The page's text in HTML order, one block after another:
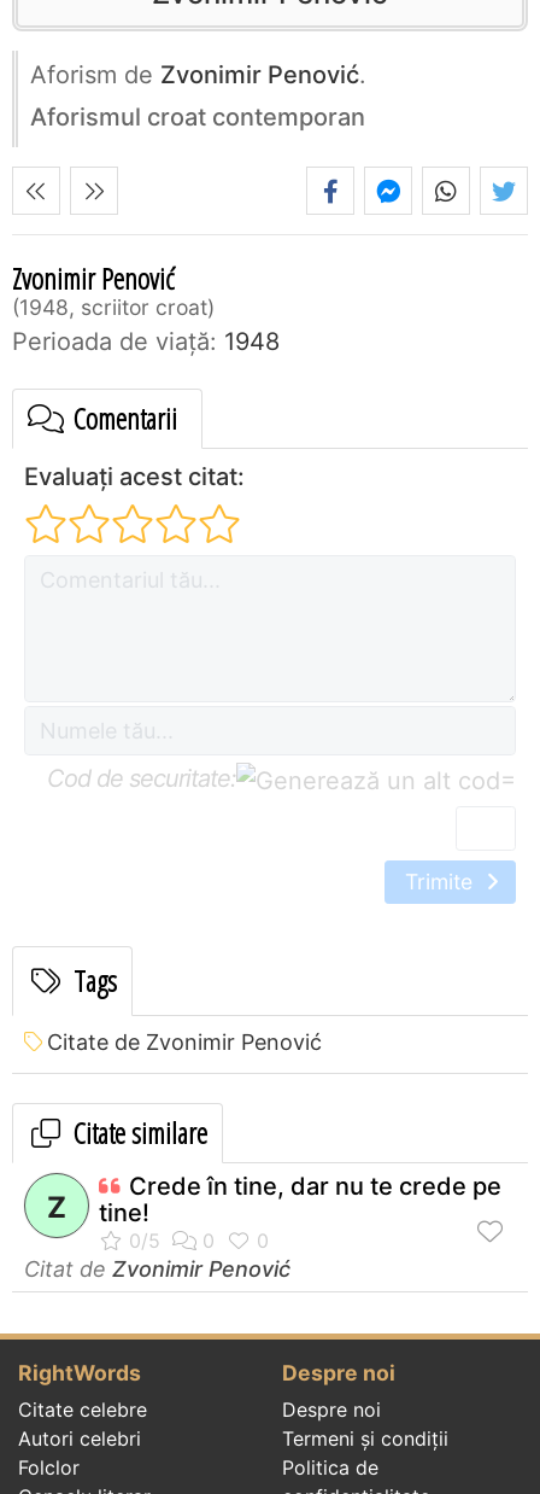
Aforism de Zvonimir Penović.
Aforismul croat contemporan
Zvonimir Penović
1948, scriitor croat
Perioada de viaţă: 1948
Comentarii
Evaluați acest citat:
Cod de securitate: =
Trimite
Tags
Citate de Zvonimir Penović
Citate similare
Z
Crede în tine, dar nu te crede pe
tine!
Citat de Zvonimir Penović
RightWords
Citate celebre
Autori celebri
Folclor
Despre noi
Despre noi
Termeni și condiții
Politica de